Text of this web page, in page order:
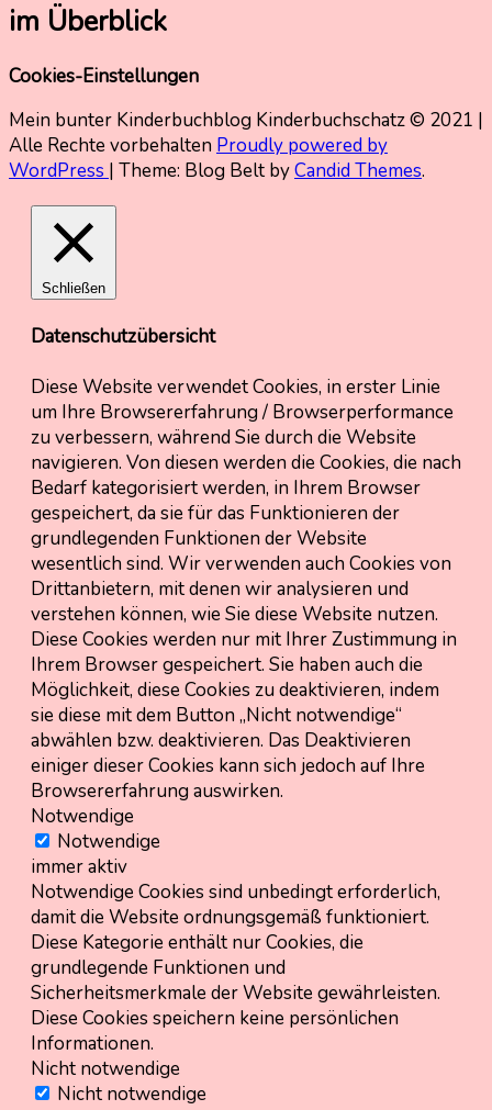
im Überblick
Cookies-Einstellungen
Mein bunter Kinderbuchblog Kinderbuchschatz © 2021 |
Alle Rechte vorbehalten Proudly powered by
WordPress | Theme: Blog Belt byCandid Themes.
Schließen
Datenschutzübersicht
Diese Website verwendet Cookies, in erster Linie
um Ihre Browsererfahrung / Browserperformance
zu verbessern, während Sie durch die Website
navigieren. Von diesen werden die Cookies, die nach
Bedarf kategorisiert werden, in Ihrem Browser
gespeichert, da sie für das Funktionieren der
grundlegenden Funktionen der Website
wesentlich sind. Wir verwenden auch Cookies von
Drittanbietern, mit denen wir analysieren und
verstehen können, wie Sie diese Website nutzen.
Diese Cookies werden nur mit Ihrer Zustimmung in
Ihrem Browser gespeichert. Sie haben auch die
Möglichkeit, diese Cookies zu deaktivieren, indem
sie diese mit dem Button „Nicht notwendige“
abwählen bzw. deaktivieren. Das Deaktivieren
einiger dieser Cookies kann sich jedoch auf Ihre
Browsererfahrung auswirken.
Notwendige
Notwendige
immer aktiv
Notwendige Cookies sind unbedingt erforderlich,
damit die Website ordnungsgemäß funktioniert.
Diese Kategorie enthält nur Cookies, die
grundlegende Funktionen und
Sicherheitsmerkmale der Website gewährleisten.
Diese Cookies speichern keine persönlichen
Informationen.
Nicht notwendige
Nicht notwendige